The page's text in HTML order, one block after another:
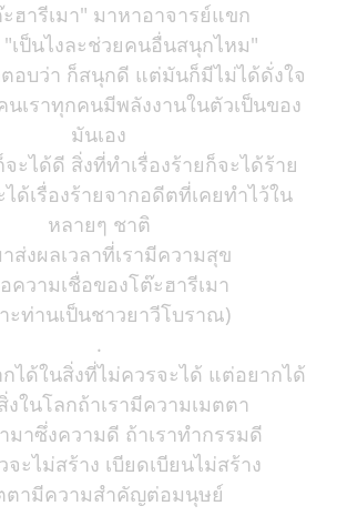
ฮารีเมา" มาหาอาจารย์แขก
"เป็นไงละช่วยคนอื่นสนุกไหม"
อบว่า ก็สนุกดี แต่มันก็มีไม่ได้ดั่งใจ
นเราทุกคนมีพลังงานในตัวเป็นของ
มันเอง
ะได้ดี สิ่งที่ทำเรื่องร้ายก็จะได้ร้าย
ด้เรื่องร้ายจากอดีตที่เคยทำไว้ใน
หลายๆ ชาติ
ส่งผลเวลาที่เรามีความสุข
ความเชื่อของโต๊ะฮารีเมา
ะท่านเป็นชาวยาวีโบราณ)
.
ได้ในสิ่งที่ไม่ควรจะได้ แต่อยากได้
งในโลกถ้าเรามีความเมตตา
มาซึ่งความดี ถ้าเราทำกรรมดี
ะไม่สร้าง เบียดเบียนไม่สร้าง
ตามีความสำคัญต่อมนุษย์